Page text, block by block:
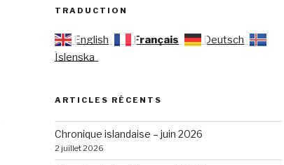
TRADUCTION
English Français
Deutsch
Íslenska
ARTICLES RÉCENTS
Chronique islandaise – juin 2026
2 juillet 2026